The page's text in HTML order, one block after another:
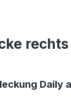
Daily